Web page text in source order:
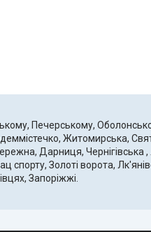
Печерському,
Житомирська,
Дарниця, Чернігівська
спорту, Золоті ворота,
Запоріжжі.